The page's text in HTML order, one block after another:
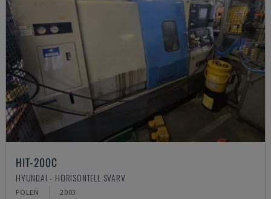
HIT-200C
HYUNDAI - HORISONTELL SVARV
POLEN 2003